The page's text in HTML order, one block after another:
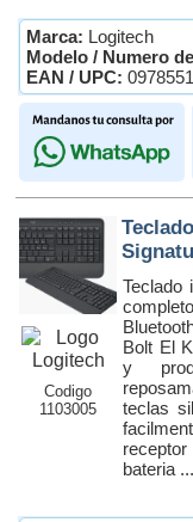
Marca: Logitech
Modelo / Numero
EAN / UPC:
Codigo
1103005
Teclado
Bolt El
y
teclas
bateria ...